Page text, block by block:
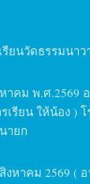
รียนวัดธรรมนาว
าคม พ.ศ.2569
รียน ให้น้อง ) โ
ายก
หาคม 2569 (